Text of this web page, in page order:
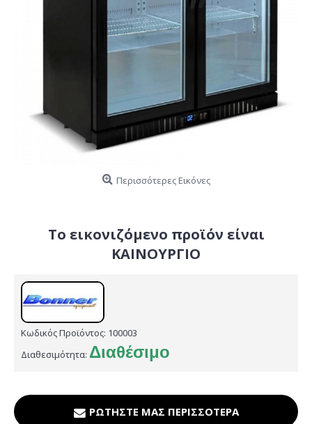
Περισσότερες Εικόνες
Το εικονιζόμενο προϊόν είναι
ΚΑΙΝΟΥΡΓΙΟ
Κωδικός Προϊόντος: 100003
Διαθεσιμότητα: Διαθέσιμο
ΡΩΤΉΣΤΕ ΜΑΣ ΠΕΡΙΣΣΌΤΕΡΑ